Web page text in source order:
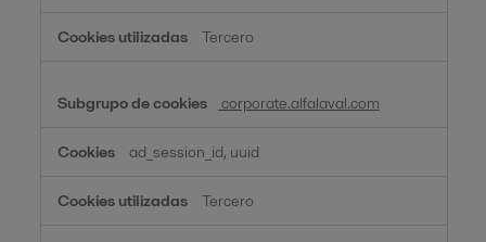
Tercero
corporate.alfalaval.com
ad_session_id, uuid
Tercero